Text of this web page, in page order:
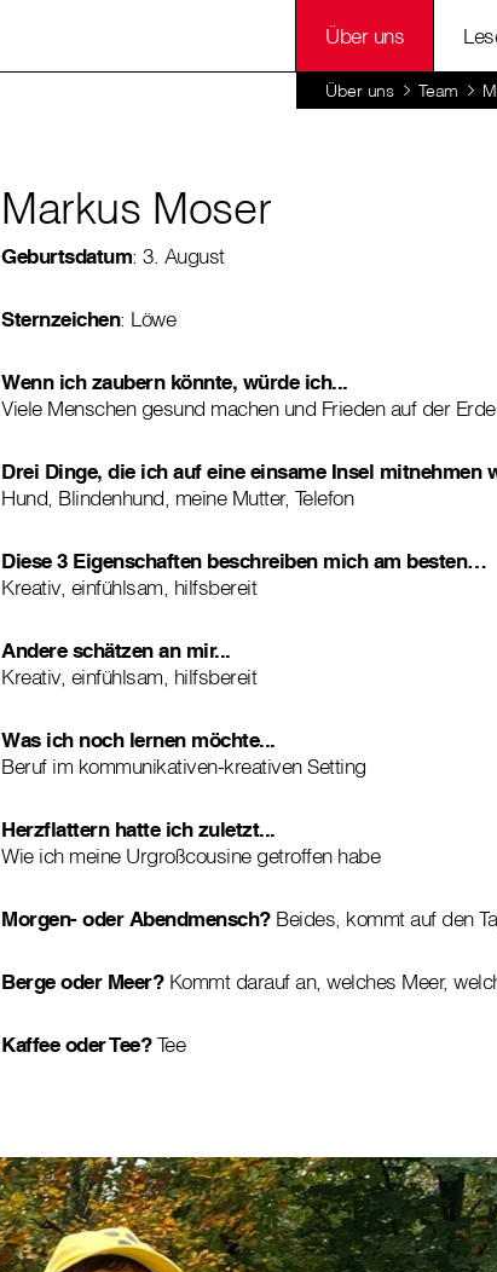
Über uns
Über uns Team
Markus Moser
Geburtsdatum: 3. August
Sternzeichen: Löwe
Wenn ich zaubern könnte, würde ich...
Viele Menschen gesund machen und Frieden auf der Erde.
Drei Dinge, die ich auf eine einsame Insel mitnehmen
Hund, Blindenhund, meine Mutter, Telefon
Diese 3 Eigenschaften beschreiben mich am besten…
Kreativ, einfühlsam, hilfsbereit
Andere schätzen an mir...
Kreativ, einfühlsam, hilfsbereit
Was ich noch lernen möchte...
Beruf im kommunikativen-kreativen Setting
Herzflattern hatte ich zuletzt...
Wie ich meine Urgroßcousine getroffen habe
Morgen- oder Abendmensch? Beides, kommt auf den
Berge oder Meer?Kommt darauf an, welches Meer,
Kaffee oder Tee?Tee